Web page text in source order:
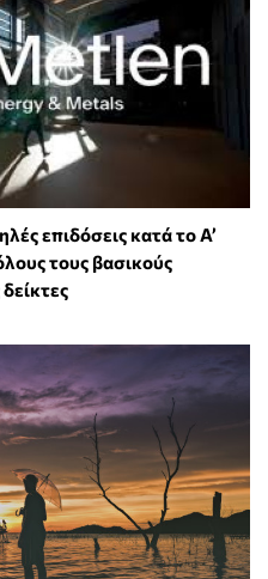
επιδόσεις κατά το Α’
τους βασικούς